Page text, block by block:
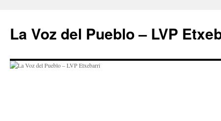
contenido
La Voz del Pueblo – LVP